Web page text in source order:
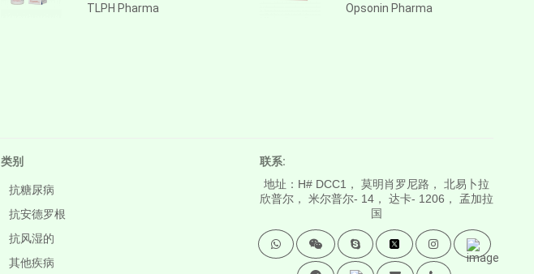
TLPH Pharma
Opsonin Pharma
类别
抗糖尿病
抗安德罗根
抗风湿的
其他疾病
联系:
地址：H# DCC1， 莫明肖罗尼路， 北易卜拉
欣普尔， 米尔普尔- 14， 达卡- 1206， 孟加拉
国